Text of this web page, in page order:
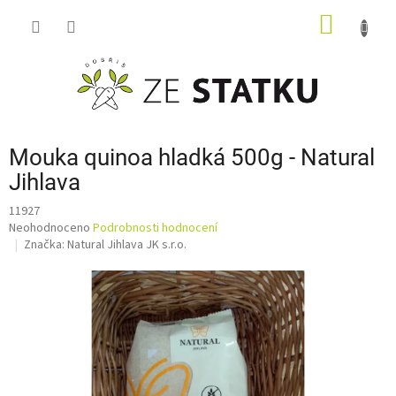
Mouka quinoa hladká 500g - Natural
Jihlava
11927
Průměrné
hodnocení
Neohodnoceno Podrobnosti hodnocení
Značka: Natural Jihlava JK s.r.o.